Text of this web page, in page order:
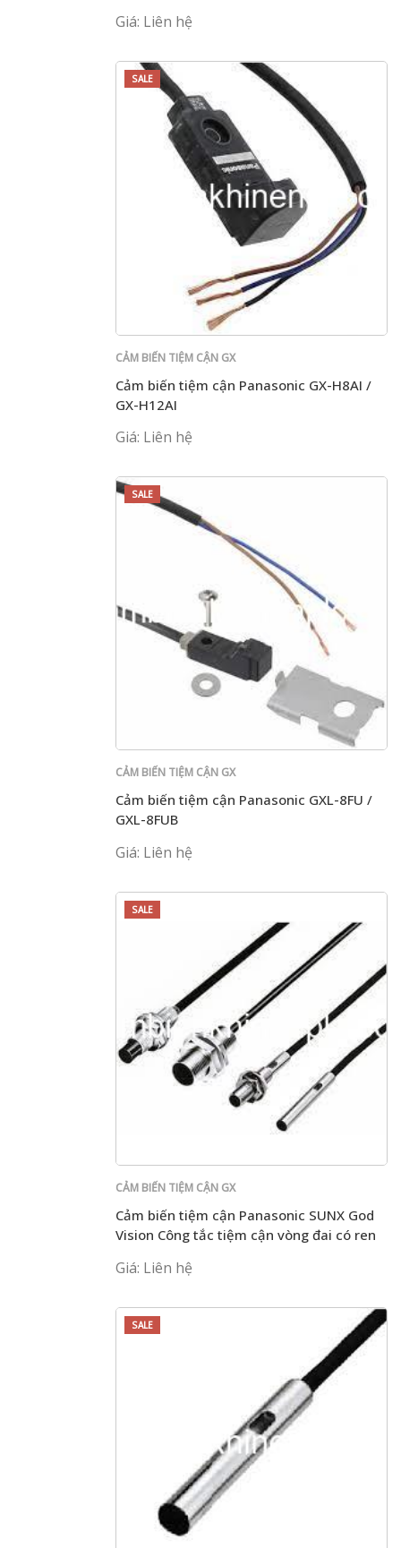
Giá: Liên hệ
SALE
CẢM BIẾN TIỆM CẬN GX
Cảm biến tiệm cận Panasonic GX-H8AI /
GX-H12AI
Giá: Liên hệ
SALE
CẢM BIẾN TIỆM CẬN GX
Cảm biến tiệm cận Panasonic GXL-8FU /
GXL-8FUB
Giá: Liên hệ
SALE
CẢM BIẾN TIỆM CẬN GX
Cảm biến tiệm cận Panasonic SUNX God
Vision Công tắc tiệm cận vòng đai có ren
Giá: Liên hệ
SALE